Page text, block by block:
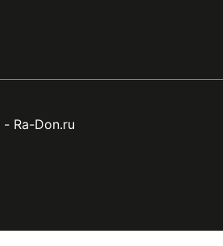
- Ra-Don.ru